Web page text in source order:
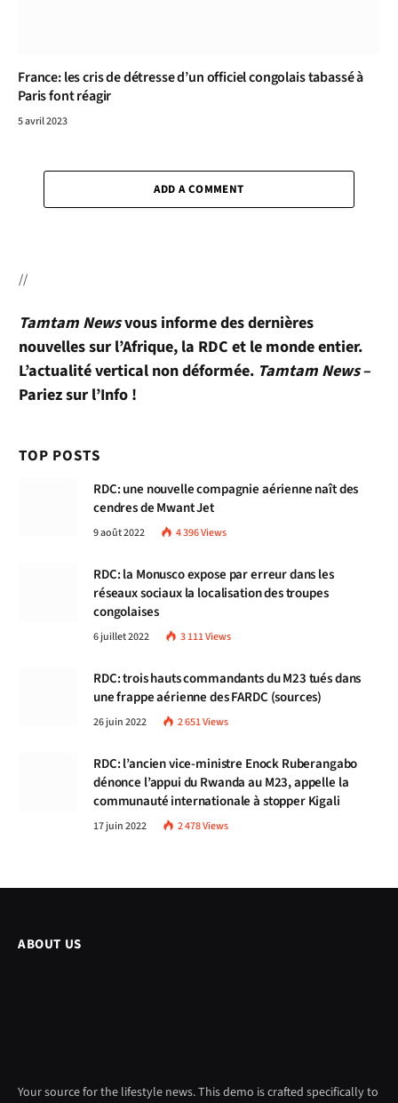
France: les cris de détresse d’un officiel congolais tabassé à
Paris font réagir
5 avril 2023
ADD A COMMENT
//
Tamtam Newsvous informe des dernières
nouvelles sur l’Afrique, la RDC et le monde entier.
L’actualité vertical non déformée. Tamtam News–
Pariez sur l’Info !
TOP POSTS
RDC: une nouvelle compagnie aérienne naît des
cendres de Mwant Jet
9 août 2022 4 396Views
RDC: la Monusco expose par erreur dans les
réseaux sociaux la localisation des troupes
congolaises
6 juillet 2022 3 111Views
RDC: trois hauts commandants du M23 tués dans
une frappe aérienne des FARDC (sources)
26 juin 2022 2 651Views
RDC: l’ancien vice-ministre Enock Ruberangabo
dénonce l’appui du Rwanda au M23, appelle la
communauté internationale à stopper Kigali
17 juin 2022 2 478Views
ABOUT US
Your source for the lifestyle news. This demo is crafted specifically to